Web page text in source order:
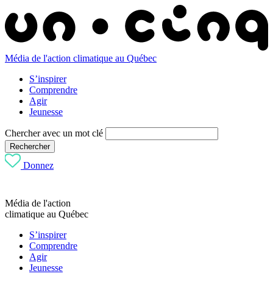
Média de l'action climatique au Québec
S’inspirer
Comprendre
Agir
Jeunesse
Chercher avec un mot clé
Rechercher
Donnez
Média de l'action
climatique au Québec
S’inspirer
Comprendre
Agir
Jeunesse